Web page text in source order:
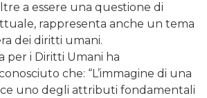
a essere una questione di
rappresenta anche un tema
dei diritti umani.
per i Diritti Umani ha
che: “L’immagine di una
uno degli attributi fondamentali